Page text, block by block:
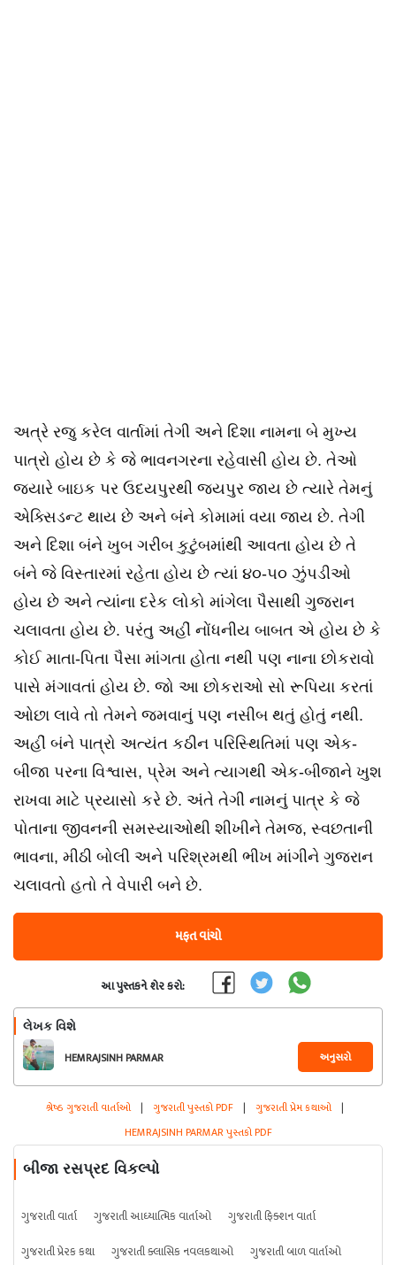
અત્રે રજુ કરેલ વાર્તામાં તેગી અને દિશા નામના બે મુખ્ય
પાત્રો હોય છે કે જે ભાવનગરના રહેવાસી હોય છે. તેઓ
જયારે બાઇક પર ઉદયપુરથી જયપુર જાય છે ત્યારે તેમનું
એક્સિડન્ટ થાય છે અને બંને કોમામાં વયા જાય છે. તેગી
અને દિશા બંને ખુબ ગરીબ કુટુંબમાંથી આવતા હોય છે તે
બંને જે વિસ્તારમાં રહેતા હોય છે ત્યાં ૪૦-૫૦ ઝુંપડીઓ
હોય છે અને ત્યાંના દરેક લોકો માંગેલા પૈસાથી ગુજરાન
ચલાવતા હોય છે. પરંતુ અહીં નોંધનીય બાબત એ હોય છે કે
કોઈ માતા-પિતા પૈસા માંગતા હોતા નથી પણ નાના છોકરાવો
પાસે મંગાવતાં હોય છે. જો આ છોકરાઓ સો રૂપિયા કરતાં
ઓછા લાવે તો તેમને જમવાનું પણ નસીબ થતું હોતું નથી.
અહીં બંને પાત્રો અત્યંત કઠીન પરિસ્થિતિમાં પણ એક-
બીજા પરના વિશ્વાસ, પ્રેમ અને ત્યાગથી એક-બીજાને ખુશ
રાખવા માટે પ્રયાસો કરે છે. અંતે તેગી નામનું પાત્ર કે જે
પોતાના જીવનની સમસ્યાઓથી શીખીને તેમજ, સ્વછતાની
ભાવના, મીઠી બોલી અને પરિશ્રમથી ભીખ માંગીને ગુજરાન
ચલાવતો હતો તે વેપારી બને છે.
મફત વાંચો
આ પુસ્તકને શેર કરો:
લેખક વિશે
HEMRAJSINH PARMAR અનુસરો
શ્રેષ્ઠ ગુજરાતી વાર્તાઓ | ગુજરાતી પુસ્તકો PDF | ગુજરાતી પ્રેમ કથાઓ |
HEMRAJSINH PARMAR પુસ્તકો PDF
બીજા રસપ્રદ વિકલ્પો
ગુજરાતી વાર્તા ગુજરાતી આધ્યાત્મિક વાર્તાઓ
ગુજરાતી ફિક્શન વાર્તા
ગુજરાતી પ્રેરક કથા
ગુજરાતી ક્લાસિક નવલકથાઓ ગુજરાતી બાળ વાર્તાઓ